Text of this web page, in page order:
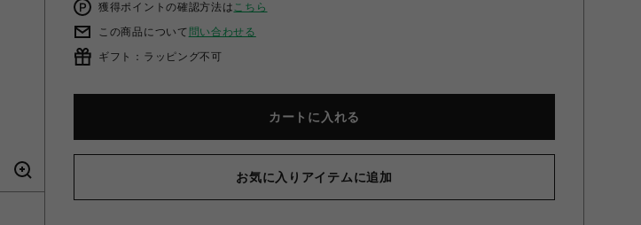
獲得ポイントの確認方法はこちら
この商品について 問い合わせる
ギフト：ラッピング不可
カートに入れる
お気に入りアイテムに追加